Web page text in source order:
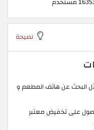
نصيحة
البحث عن هاتف المطعم و
على تخفيض معتبر